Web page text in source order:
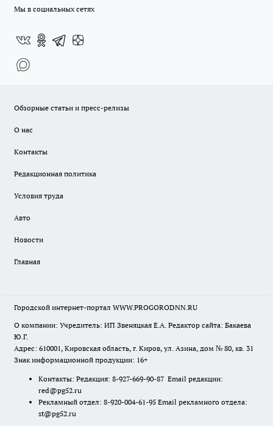
Мы в социальных сетях
Обзорные статьи и пресс-релизы
О нас
Контакты
Редакционная политика
Условия труда
Авто
Новости
Главная
Городской интернет-портал WWW.PROGORODNN.RU
О компании: Учредитель: ИП Звеняцкая Е.А. Редактор сайта: Бакаева
Ю.Г.
Адрес: 610001, Кировская область, г. Киров, ул. Азина, дом № 80, кв. 31
Знак информационной продукции: 16+
Контакты: Редакция: 8-927-669-90-87 Email редакции:
red@pg52.ru
Рекламный отдел: 8-920-004-61-95 Email рекламного отдела:
st@pg52.ru